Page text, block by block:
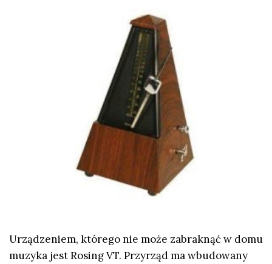
Urządzeniem, którego nie może zabraknąć w domu
muzyka jest Rosing VT. Przyrząd ma wbudowany